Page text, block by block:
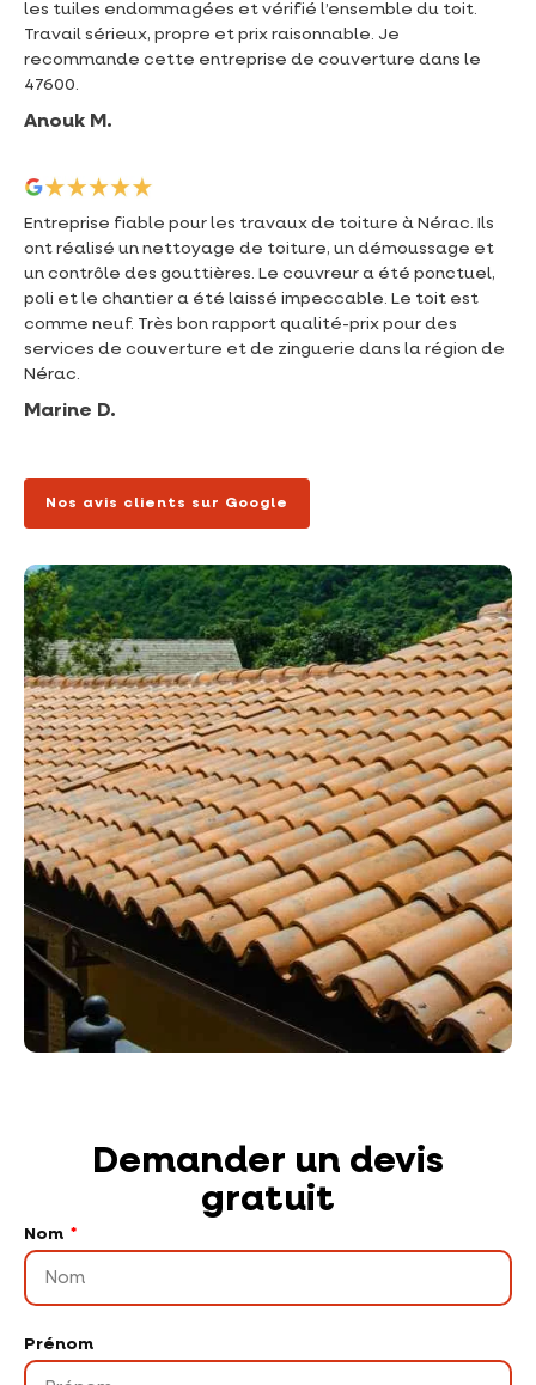
les tuiles endommagées et vérifié l’ensemble du toit.
Travail sérieux, propre et prix raisonnable. Je
recommande cette entreprise de couverture dans le
47600.
Anouk M.
Entreprise fiable pour les travaux de toiture à Nérac. Ils
ont réalisé un nettoyage de toiture, un démoussage et
un contrôle des gouttières. Le couvreur a été ponctuel,
poli et le chantier a été laissé impeccable. Le toit est
comme neuf. Très bon rapport qualité-prix pour des
services de couverture et de zinguerie dans la région de
Nérac.
Marine D.
Nos avis clients sur Google
Demander un devis
gratuit
Nom
Prénom